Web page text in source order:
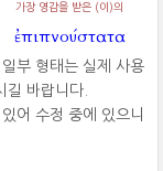
가장 영감을 받은 (이)의
ἐπιπνούστατα
부 형태는 실제 사용
길 바랍니다.
어 수정 중에 있으니